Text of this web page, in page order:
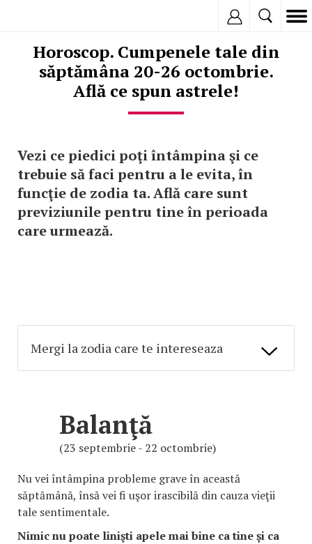
Horoscop. Cumpenele tale din
săptămâna 20-26 octombrie.
Află ce spun astrele!
Vezi ce piedici poţi întâmpina şi ce
trebuie să faci pentru a le evita, în
funcţie de zodia ta. Află care sunt
previziunile pentru tine în perioada
care urmează.
Balanţă
(23 septembrie - 22 octombrie)
Nu vei întâmpina probleme grave în această
săptămână, însă vei fi uşor irascibilă din cauza vieţii
tale sentimentale.
Nimic nu poate linişti apele mai bine ca tine şi ca